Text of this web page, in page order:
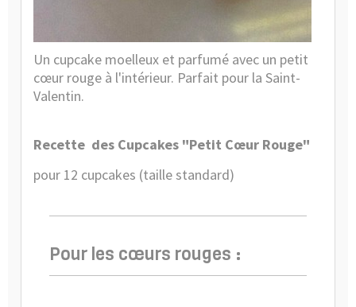
Un cupcake moelleux et parfumé avec un petit
cœur rouge à l'intérieur. Parfait pour la Saint-
Valentin.
Recette des Cupcakes "Petit Cœur Rouge"
pour 12 cupcakes (taille standard)
Pour les cœurs rouges :